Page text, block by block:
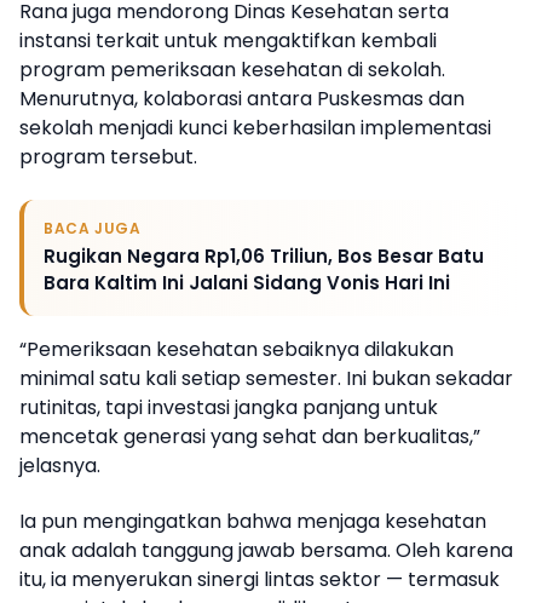
Rana juga mendorong Dinas Kesehatan serta
instansi terkait untuk mengaktifkan kembali
program pemeriksaan kesehatan di sekolah.
Menurutnya, kolaborasi antara Puskesmas dan
sekolah menjadi kunci keberhasilan implementasi
program tersebut.
BACA JUGA
Rugikan Negara Rp1,06 Triliun, Bos Besar Batu
Bara Kaltim Ini Jalani Sidang Vonis Hari Ini
“Pemeriksaan kesehatan sebaiknya dilakukan
minimal satu kali setiap semester. Ini bukan sekadar
rutinitas, tapi investasi jangka panjang untuk
mencetak generasi yang sehat dan berkualitas,”
jelasnya.
Ia pun mengingatkan bahwa menjaga kesehatan
anak adalah tanggung jawab bersama. Oleh karena
itu, ia menyerukan sinergi lintas sektor — termasuk